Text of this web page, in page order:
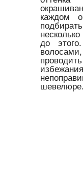
каждом
до
шевелюре.